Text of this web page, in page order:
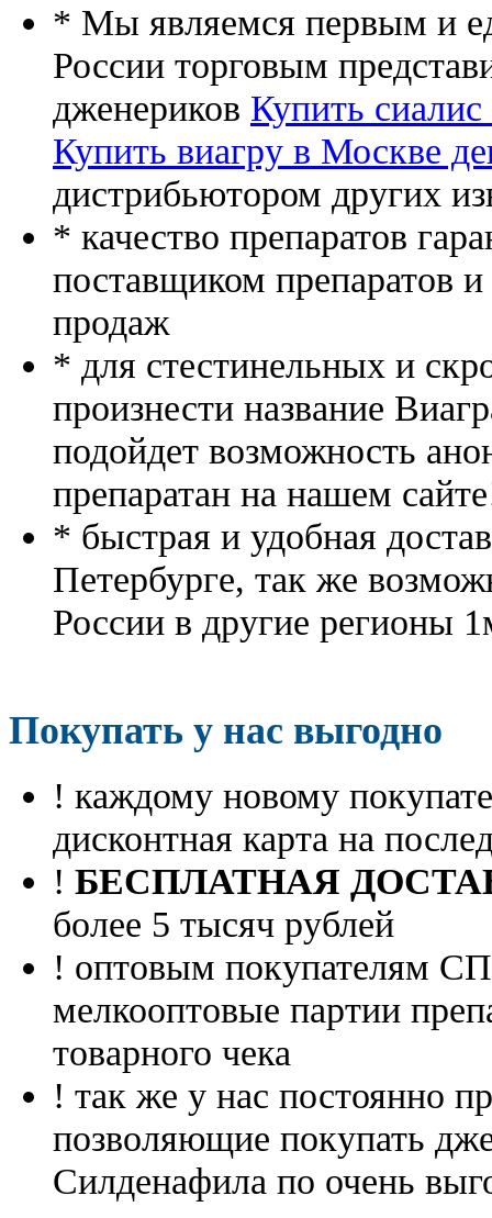
* Мы являемся первым и
России торговым
дженериков Купить
Купить виагру в Москве
дистрибьютором других
* качество препаратов
поставщиком препаратов
продаж
* для стестинельных и
произнести название
подойдет возможность
препаратан на нашем
* быстрая и удобная
Петербурге, так же
России в другие регионы
Покупать у нас выгодно
! каждому новому
дисконтная карта на
! БЕСПЛАТНАЯ
более 5 тысяч рублей
! оптовым покупателям
мелкооптовые партии
товарного чека
! так же у нас постоянно
позволяющие покупать
Силденафила по очень